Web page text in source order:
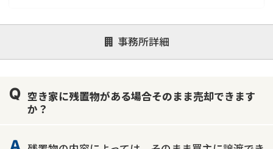
事務所詳細
対応が親身 オンライン面談可能
レスポンスが早い
1億円以上の買取可
空き家に残置物がある場合そのまま売却できます
か？